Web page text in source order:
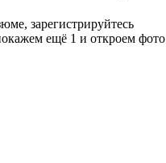
зарегистрируйтесь
ещё 1 и откроем фото